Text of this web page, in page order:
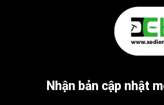
Nhận bản cập nhật